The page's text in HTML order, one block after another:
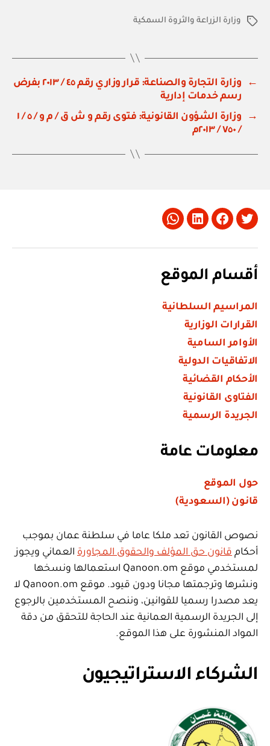
الوسوموزارة الزراعة والثروة السمكية
←
وزارة التجارة والصناعة: قرار وزاري رقم ٤٥ / ٢٠١٣ بفرض
رسم خدمات إدارية
→
وزارة الشؤون القانونية: فتوى رقم و ش ق / م و / ٥ / ١
/ ٧٥٠ / ٢٠١٣م
Twitter
Facebook
LinkedIn
Whatsapp
أقسام الموقع
المراسيم السلطانية
القرارات الوزارية
الأوامر السامية
الاتفاقيات الدولية
الأحكام القضائية
الفتاوى القانونية
الجريدة الرسمية
معلومات عامة
حول الموقع
قانون (السعودية)
نصوص القانون تعد ملكا عاما في سلطنة عمان بموجب
أحكام قانون حق المؤلف والحقوق المجاورة العماني ويجوز
لمستخدمي موقع Qanoon.om استعمالها ونسخها
ونشرها وترجمتها مجانا ودون قيود. موقع Qanoon.om لا
يعد مصدرا رسميا للقوانين، وننصح المستخدمين بالرجوع
إلى الجريدة الرسمية العمانية عند الحاجة للتحقق من دقة
المواد المنشورة على هذا الموقع.
الشركاء الاستراتيجيون